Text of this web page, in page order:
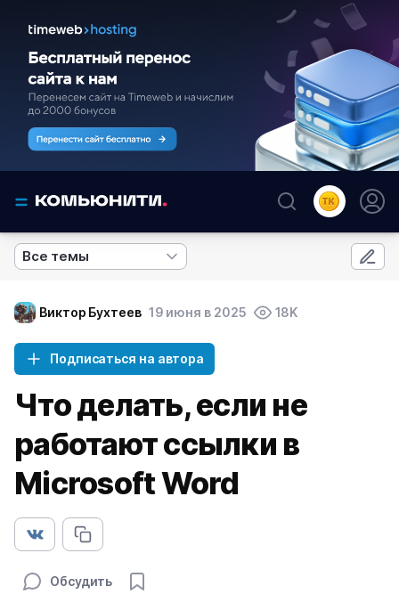
Все темы
Виктор Бухтеев 19 июня в 2025 18K
Подписаться на автора
Что делать, если не
работают ссылки в
Microsoft Word
Обсудить